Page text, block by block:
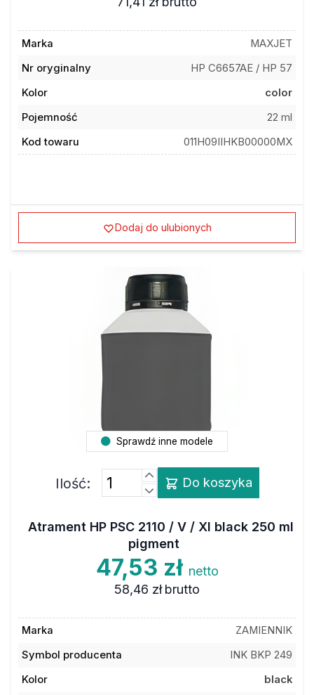
Marka
MAXJET
Nr oryginalny
HP C6657AE / HP 57
Kolor
color
Pojemność
22 ml
Kod towaru
011H09IIHKB00000MX
Dodaj do ulubionych
Sprawdź inne modele
Ilość: Do koszyka
Atrament HP PSC 2110 / V / XI black 250 ml
pigment
47,53 zł netto
58,46 zł brutto
Marka
ZAMIENNIK
Symbol producenta
INK BKP 249
Kolor
black